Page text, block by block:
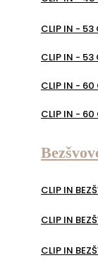
CLIP IN - 53
CLIP IN - 53
CLIP IN - 60
CLIP IN - 60
CLIP IN
CLIP IN
CLIP IN